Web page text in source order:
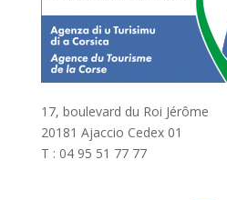
17, boulevard du Roi Jérôme
20181 Ajaccio Cedex 01
T : 04 95 51 77 77